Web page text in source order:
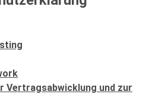
Vertragsabwicklung und zur